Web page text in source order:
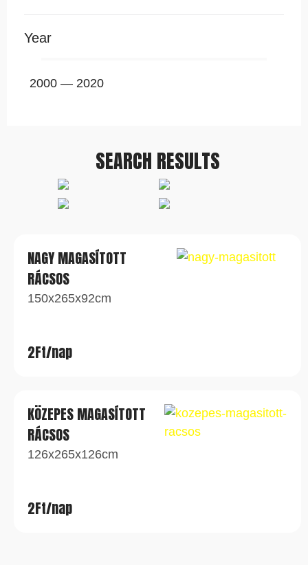
Year
2000 — 2020
SEARCH RESULTS
NAGY MAGASÍTOTT
RÁCSOS
150x265x92cm
2Ft/nap
KÖZEPES MAGASÍTOTT
RÁCSOS
126x265x126cm
2Ft/nap